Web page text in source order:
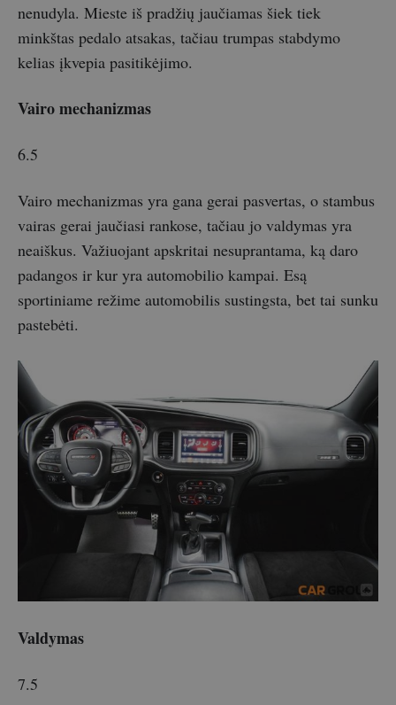
nenudyla. Mieste iš pradžių jaučiamas šiek tiek
minkštas pedalo atsakas, tačiau trumpas stabdymo
kelias įkvepia pasitikėjimo.
Vairo mechanizmas
6.5
Vairo mechanizmas yra gana gerai pasvertas, o stambus
vairas gerai jaučiasi rankose, tačiau jo valdymas yra
neaiškus. Važiuojant apskritai nesuprantama, ką daro
padangos ir kur yra automobilio kampai. Esą
sportiniame režime automobilis sustingsta, bet tai sunku
pastebėti.
Valdymas
7.5